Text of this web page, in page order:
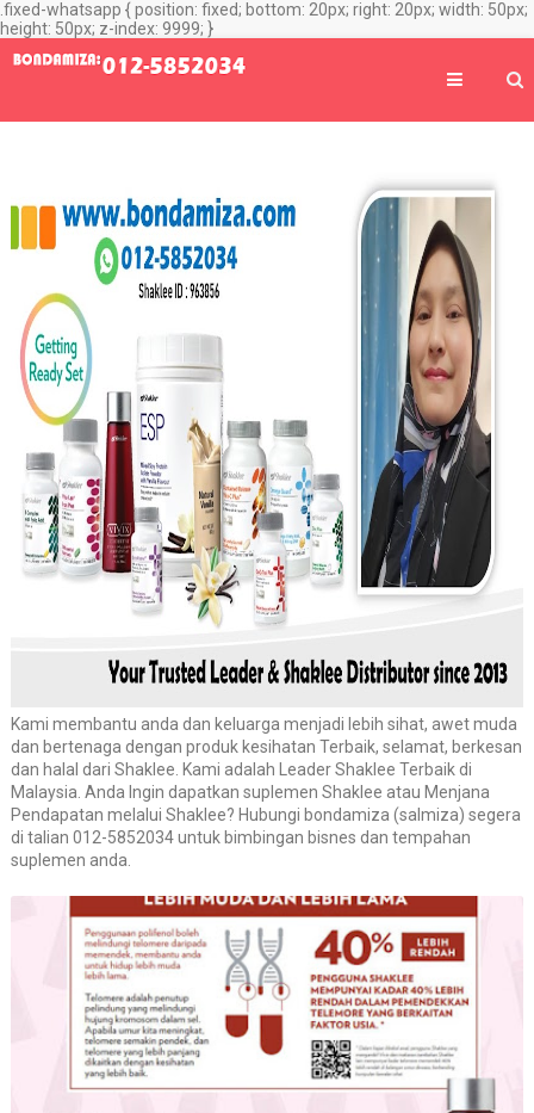
.fixed-whatsapp { position: fixed; bottom: 20px; right: 20px; width: 50px;
height: 50px; z-index: 9999; }
Kami membantu anda dan keluarga menjadi lebih sihat, awet muda
dan bertenaga dengan produk kesihatan Terbaik, selamat, berkesan
dan halal dari Shaklee. Kami adalah Leader Shaklee Terbaik di
Malaysia. Anda Ingin dapatkan suplemen Shaklee atau Menjana
Pendapatan melalui Shaklee? Hubungi bondamiza (salmiza) segera
di talian 012-5852034 untuk bimbingan bisnes dan tempahan
suplemen anda.